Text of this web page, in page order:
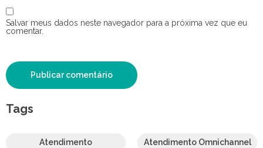
Salvar meus dados neste navegador para a próxima vez que eu
comentar.
Tags
Atendimento Atendimento Omnichannel